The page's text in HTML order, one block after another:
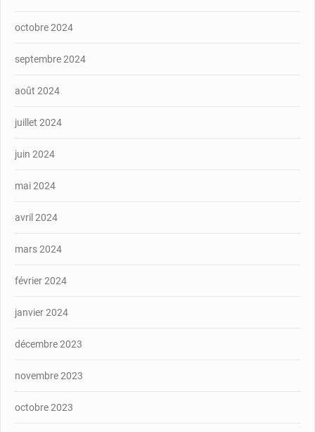
octobre 2024
septembre 2024
août 2024
juillet 2024
juin 2024
mai 2024
avril 2024
mars 2024
février 2024
janvier 2024
décembre 2023
novembre 2023
octobre 2023